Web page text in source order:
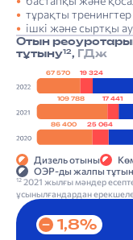
тұрақты
ішкі және сыртқы
Отын
тұтыну12, ГДж
19 324
67 570
17 441
109 788
25 064
86 400
Дизель отыны
ОЭР-ды жалпы
12 2021 жылғы мәндер
ұсынылғандардан
1,8%